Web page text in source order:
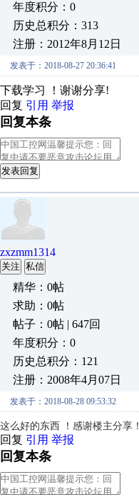
年度积分：0
历史总积分：313
注册：2012年8月12日
发表于：2018-08-27 20:36:41
下载学习 ！谢谢分享!
回复 引用 举报
回复本条
发表回复
zxzmm1314
关注 私信
精华：0帖
求助：0帖
帖子：0帖 | 647回
年度积分：0
历史总积分：121
注册：2008年4月07日
发表于：2018-08-28 09:53:32
这么好的东西 ！感谢楼主分享！
回复 引用 举报
回复本条